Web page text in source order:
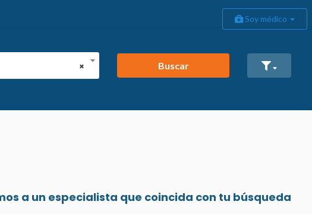
Soy médico
×
Buscar
a un especialista que coincida con tu búsqueda